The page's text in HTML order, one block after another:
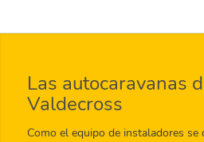
Las autocaravanas
Valdecross
Como el equipo de instaladores se